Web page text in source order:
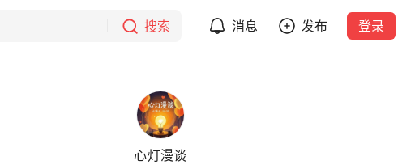
搜索 消息 发布 登录
心灯漫谈